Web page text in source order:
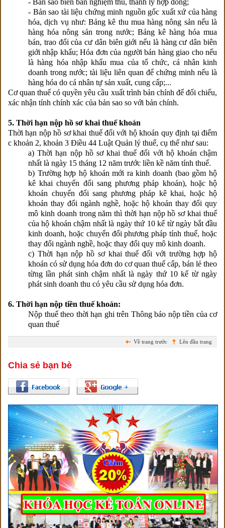
- Bản sao tài liệu chứng minh nguồn gốc xuất xứ của hàng
hóa, dịch vụ như: Bảng kê thu mua hàng nông sản nếu là
hàng hóa nông sản trong nước; Bảng kê hàng hóa mua
bán, trao đổi của cư dân biên giới nếu là hàng cư dân biên
giới nhập khẩu; Hóa đơn của người bán hàng giao cho nếu
là hàng hóa nhập khẩu mua của tổ chức, cá nhân kinh
doanh trong nước; tài liệu liên quan để chứng minh nếu là
hàng hóa do cá nhân tự sản xuất, cung cấp;...
Cơ quan thuế có quyền yêu cầu xuất trình bản chính để đối chiếu,
xác nhận tính chính xác của bản sao so với bản chính.
5. Thời hạn nộp hồ sơ khai thuế khoán
Thời hạn nộp hồ sơ khai thuế đối với hộ khoán quy định tại điểm
c khoản 2, khoản 3 Điều 44 Luật Quản lý thuế, cụ thể như sau:
a) Thời hạn nộp hồ sơ khai thuế đối với hộ khoán chậm
nhất là ngày 15 tháng 12 năm trước liền kề năm tính thuế.
b) Trường hợp hộ khoán mới ra kinh doanh (bao gồm hộ
kê khai chuyển đổi sang phương pháp khoán), hoặc hộ
khoán chuyển đổi sang phương pháp kê khai, hoặc hộ
khoán thay đổi ngành nghề, hoặc hộ khoán thay đổi quy
mô kinh doanh trong năm thì thời hạn nộp hồ sơ khai thuế
của hộ khoán chậm nhất là ngày thứ 10 kể từ ngày bắt đầu
kinh doanh, hoặc chuyển đổi phương pháp tính thuế, hoặc
thay đổi ngành nghề, hoặc thay đổi quy mô kinh doanh.
c) Thời hạn nộp hồ sơ khai thuế đối với trường hợp hộ
khoán có sử dụng hóa đơn do cơ quan thuế cấp, bán lẻ theo
từng lần phát sinh chậm nhất là ngày thứ 10 kể từ ngày
phát sinh doanh thu có yêu cầu sử dụng hóa đơn.
6. Thời hạn nộp tiền thuế khoán:
Nộp thuế theo thời hạn ghi trên Thông báo nộp tiền của cơ
quan thuế
Lên đầu trang
Về trang trước
Chia sẻ bạn bè